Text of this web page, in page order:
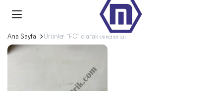
Ana Sayfa Ürünler “FO” olarak etiketlendi